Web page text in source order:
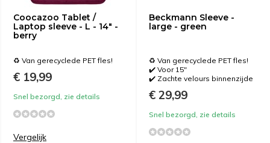
Coocazoo Tablet /
Laptop sleeve - L - 14" -
berry
♻️ Van gerecyclede PET fles!
€ 19,99
Snel bezorgd, zie details
Vergelijk
Beckmann Sleeve -
large - green
♻️ Van gerecyclede PET fles!
✔️ Voor 15"
✔️ Zachte velours binnenzijde
€ 29,99
Snel bezorgd, zie details